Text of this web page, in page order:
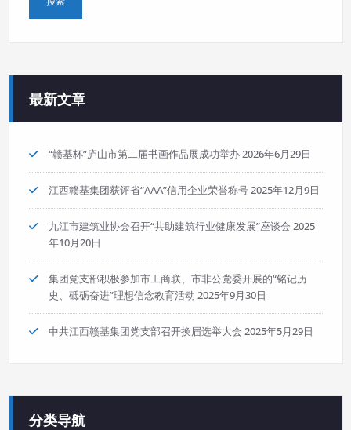
最新文章
“赣基杯”庐山市第二届书画作品展成功举办2026年6月29日
江西赣基集团获评省“AAA”信用企业荣誉称号2025年12月9日
九江市建筑业协会召开“共助建筑行业健康发展”座谈会 2025
年10月20日
集团党支部积极参加市工商联、市非公党委开展的“铭记历
史、砥砺奋进”理想信念教育活动 2025年9月30日
中共江西赣基集团党支部召开换届选举大会 2025年5月29日
分类导航